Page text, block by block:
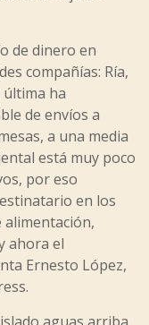
de dinero en
compañías: Ría,
última ha
de envíos a
a una media
está muy poco
por eso
en los
alimentación,
ahora el
Ernesto López,